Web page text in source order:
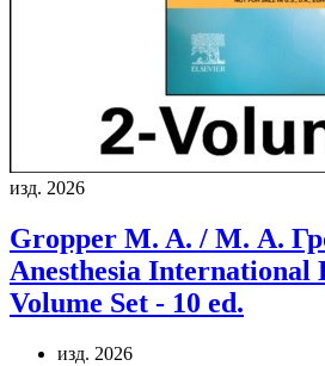
изд. 2026
Gropper M. A. / М. А.
Anesthesia International
Volume Set - 10 ed.
изд. 2026